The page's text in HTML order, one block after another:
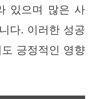
있으며 많은 사
다. 이러한 성공
긍정적인 영향